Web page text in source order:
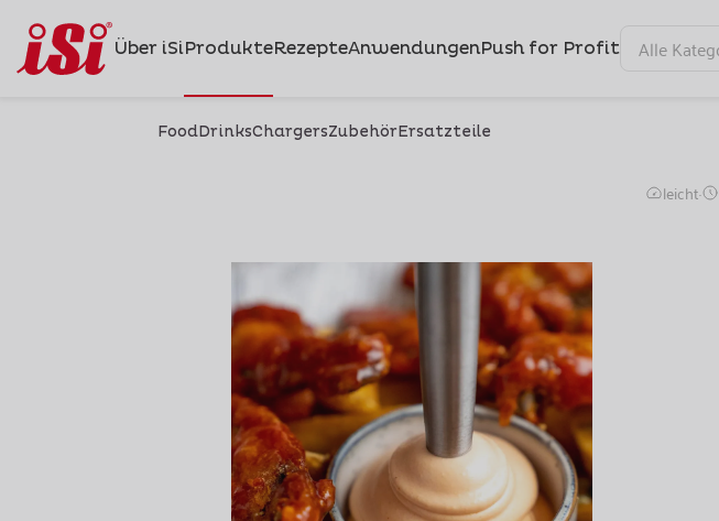
Über iSiProdukteRezepteAnwendungenPush for Profit
FoodDrinksChargersZubehörErsatzteile
leicht·